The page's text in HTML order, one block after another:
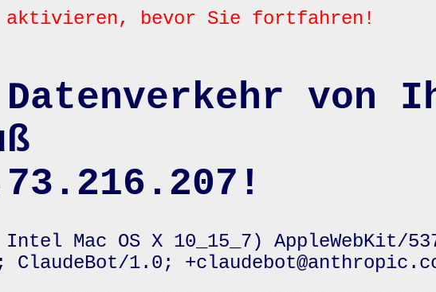
aktivieren, bevor Sie fortfahren!
von
Mac OS X 10_15_7) AppleWebKit/
1.0;